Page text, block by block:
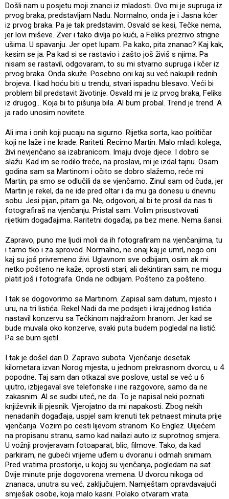
Došli nam u posjetu moji znanci iz mladosti. Ovo mi je supruga iz
prvog braka, predstavljam Nadu. Normalno, onda je i Jasna kćer
iz prvog braka. Pa je tak predstavim. Osvald se kesi, Tečke nema,
jer lovi miševe. Zver i tako divlja po kući, a Feliks prezrivo strigne
ušima. U spavanju. Jer opet lupam. Pa kako, pita znanac? Kaj kak,
kesim se ja. Pa kad si se rastavio i zašto još živiš s njima. Pa
nisam se rastavil, odgovaram, to su mi stvarno supruga i kčer iz
prvog braka. Onda skuže. Posebno oni kaj su već nakupili rednih
brojeva. I kad hoću biti u trendu, stvari ispadnu blesavo. Veći bi
problem bil predstavit životinje. Osvald mi je iz prvog braka, Feliks
iz drugog... Koja bi to pišurija bila. Al bum probal. Trend je trend. A
ja rado unosim novitete.
Ali ima i onih koji pucaju na sigurno. Rijetka sorta, kao političar
koji ne laže i ne krade. Rariteti. Recimo Martin. Malo mlađi kolega,
živi nevjenčano sa izabranicom. Imaju dvoje djece. I dobro se
slažu. Kad im se rodilo treće, na proslavi, mi je izdal tajnu. Osam
godina sam sa Martinom i očito se dobro slažemo, reće mi
Martin, pa smo se odlučili da se vjenčamo. Zinul sam od čuda, jer
Martin je rekel, da ne ide pred oltar i da mu ga donesu u dnevnu
sobu. Jesi pijan, pitam ga. Ne, odgovori, al bi te prosil da nas ti
fotografiraš na vjenčanju. Pristal sam. Volim prisustvovati
rijetkim događajima. Raritetni događaj, pa bez mene. Nema šansi.
Zapravo, puno me ljudi moli da ih fotografiram na vjenčanjima, tu
i tamo tko i za sprovod. Normalno, ne onaj kaj je umrl, nego oni
kaj su još privremeno živi. Uglavnom sve odbijam, osim ak mi
netko pošteno ne kaže, oprosti stari, ali dekintiran sam, ne mogu
platit još i fotografa. Onda ne odbijam. Pošteno za pošteno.
I tak se dogovorimo sa Martinom. Zapisal sam datum, mjesto i
uru, na tri listića. Rekel Nadi da me podsjeti i kraj jednog listića
nastavil konzervu sa Tečkinom najdražom hranom. Jer kad se
bude muvala oko konzerve, svaki puta budem pogledal na listić.
Pa se bum sjetil.
I tak je došel dan D. Zapravo subota. Vjenčanje desetak
kilometara izvan Norog mjesta, u jednom prekrasnom dvorcu, u 4
popodne. Taj sam dan otkazal sve poslove, ustal se već u 6
ujutro, izbjegaval sve telefonske i ine razgovore, samo da ne
zakasnim. Al se sudbi uteć, ne da. To je napisal neki poznati
književnik ili pjesnik. Vjerojatno da mi napakosti. Zbog nekih
nenadanih događaja, uspjel sam krenuti tek petnaest minuta prije
vjenčanja. Vozim po cesti lijevom stranom. Ko Englez. Ulijećem
na propisanu stranu, samo kad nailazi auto iz suprotnog smjera.
U vožnji provjeravam fotoaparat, blic, filmove. Tako, da kad
parkiram, ne gubeći vrijeme uđem u dvoranu i odmah snimam.
Pred vratima prostorije, u kojoj su vjenčanja, pogledam na sat.
Dvije minute prije dogovorena vremena. U dvorcu nikoga od
znanaca, unutra su već, zaključujem. Namještam opravdavajući
smješak osobe, koja malo kasni. Polako otvaram vrata.